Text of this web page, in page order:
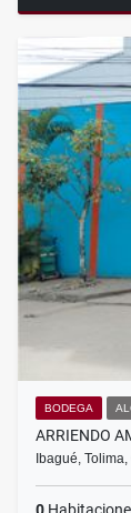
BODEGA
ARRIENDO
Ibagué,